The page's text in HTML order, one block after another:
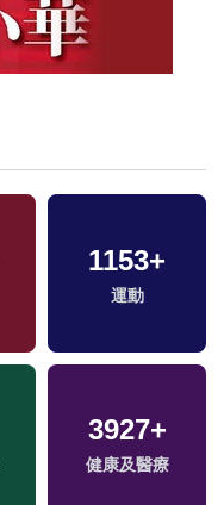
1153+
運動
3927+
健康及醫療